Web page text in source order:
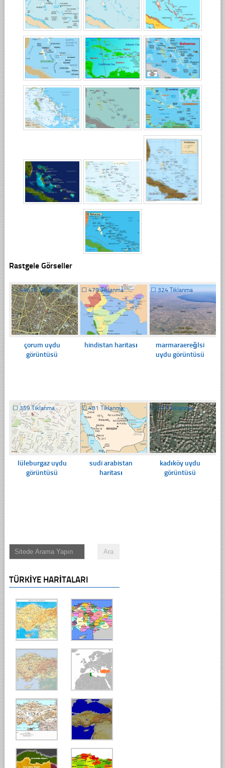
Rastgele Görseller
☐44619 Tıklanma
çorum uydu
görüntüsü
☐479 Tıklanma
hindistan haritası
☐ 324 Tıklanma
marmaraereğlsi
uydu görüntüsü
☐359 Tıklanma
lüleburgaz uydu
görüntüsü
☐481 Tıklanma
sudi arabistan
haritası
☐313 Tıklanma
kadıköy uydu
görüntüsü
TÜRKIYE HARITALARI